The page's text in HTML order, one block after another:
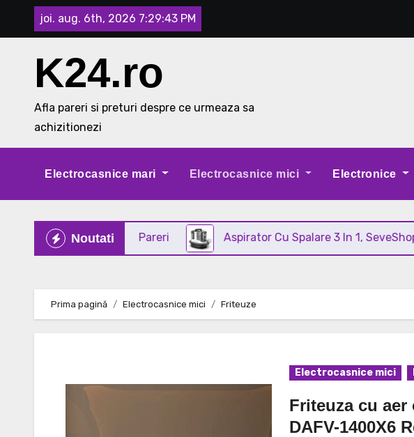
joi. aug. 6th, 2026 7:29:44 PM
K24.ro
Afla pareri si preturi despre ce urmeaza sa
achizitionezi
Electrocasnice mari Electrocasnice mici Electronice
Noutati
INOX Review si Pareri Aspirator Cu Spalare 3 In 1, SeveShop® C3
Prima pagină Electrocasnice mici Friteuze
Electrocasnice mici
Friteuza cu
DAFV-1400X6